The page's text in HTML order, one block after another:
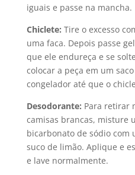
iguais e passe na mancha.
Chiclete: Tire o excesso
uma faca. Depois passe
que ele endureça e se
colocar a peça em um
congelador até que o
Desodorante: Para retirar
camisas brancas, misture
bicarbonato de sódio com
suco de limão. Aplique e
e lave normalmente.